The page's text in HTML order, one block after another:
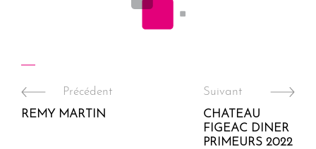
Précédent
REMY MARTIN
Suivant
CHATEAU
FIGEAC DINER
PRIMEURS 2022